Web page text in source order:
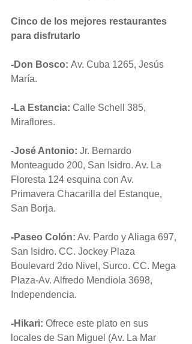
Cinco de los mejores restaurantes
para disfrutarlo
-Don Bosco: Av. Cuba 1265, Jesús
María.
-La Estancia: Calle Schell 385,
Miraflores.
-José Antonio: Jr. Bernardo
Monteagudo 200, San Isidro. Av. La
Floresta 124 esquina con Av.
Primavera Chacarilla del Estanque,
San Borja.
-Paseo Colón: Av. Pardo y Aliaga 697,
San Isidro. CC. Jockey Plaza
Boulevard 2do Nivel, Surco. CC. Mega
Plaza-Av. Alfredo Mendiola 3698,
Independencia.
-Hikari: Ofrece este plato en sus
locales de San Miguel (Av. La Mar